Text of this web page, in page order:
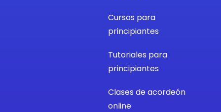
Cursos para
principiantes
Tutoriales para
principiantes
Clases de acordeón
online